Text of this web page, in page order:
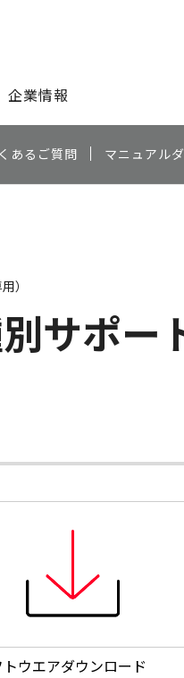
企業情報
あるご質問 マニュアル
サポー
）
ウエアダウンロード